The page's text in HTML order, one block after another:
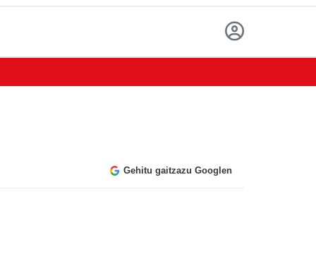
Gehitu gaitzazu Googlen